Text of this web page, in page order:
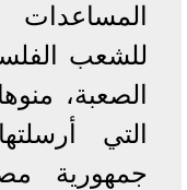
للشعب
الصعبة،
التي
جمهورية